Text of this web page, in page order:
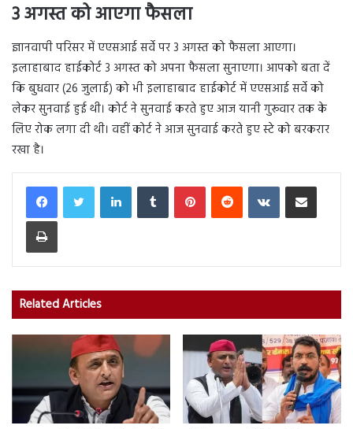
3 अगस्त को आएगा फैसला
ज्ञानवापी परिसर में एएसआई सर्वे पर 3 अगस्त को फैसला आएगा।
इलाहाबाद हाईकोर्ट 3 अगस्त को अपना फैसला सुनाएगा। आपको बता दें
कि बुधवार (26 जुलाई) को भी इलाहाबाद हाईकोर्ट में एएसआई सर्वे को
लेकर सुनवाई हुई थी। कोर्ट ने सुनवाई करते हुए आज यानी गुरूवार तक के
लिए रोक लगा दी थी। वहीं कोर्ट ने आज सुनवाई करते हुए स्टे को बरकरार
रखा है।
LinkedInTumblr PinterestReddit VKontakteShare via Email
Print
Related Articles